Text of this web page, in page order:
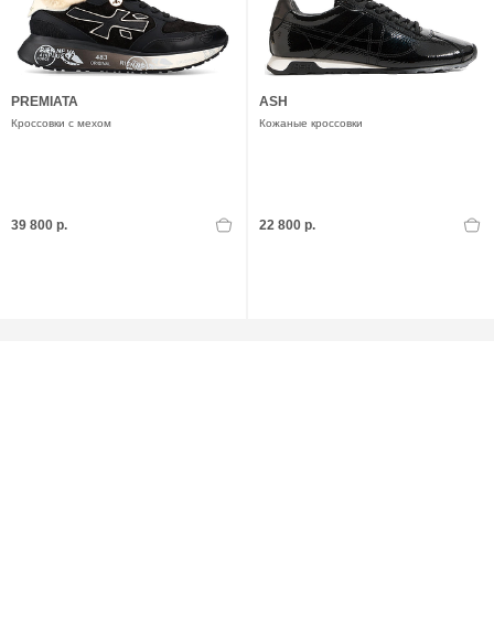
PREMIATA
Кроссовки с мехом
39 800 р.
ASH
Кожаные кроссовки
22 800 р.